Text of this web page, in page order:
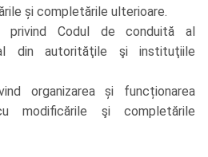
și completările ulterioare.
privind Codul de conduită al
din autorităţile şi instituţiile
organizarea și funcționarea
modificările şi completările